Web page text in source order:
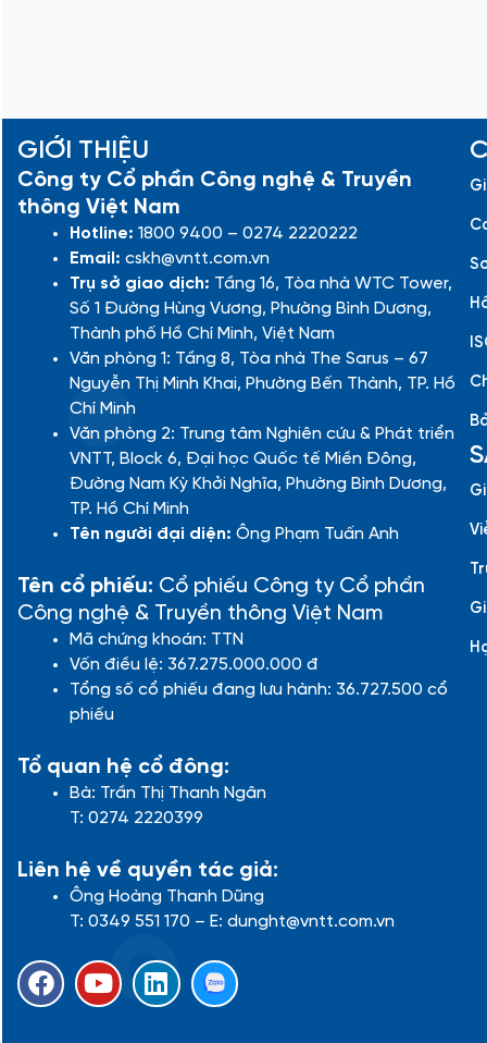
GIỚI THIỆU
Công ty Cổ phần Công nghệ & Truyền
thông Việt Nam
Hotline: 1800 9400 – 0274 2220222
Email: cskh@vntt.com.vn
Trụ sở giao dịch: Tầng 16, Tòa nhà WTC Tower,
Số 1 Đường Hùng Vương, Phường Bình Dương,
Thành phố Hồ Chí Minh, Việt Nam
Văn phòng 1: Tầng 8, Tòa nhà The Sarus – 67
Nguyễn Thị Minh Khai, Phường Bến Thành, TP. Hồ
Chí Minh
Văn phòng 2: Trung tâm Nghiên cứu & Phát triển
VNTT, Block 6, Đại học Quốc tế Miền Đông,
Đường Nam Kỳ Khởi Nghĩa, Phường Bình Dương,
TP. Hồ Chí Minh
Tên người đại diện: Ông Phạm Tuấn Anh
Tên cổ phiếu: Cổ phiếu Công ty Cổ phần
Công nghệ & Truyền thông Việt Nam
Mã chứng khoán: TTN
Vốn điều lệ: 367.275.000.000 đ
Tổng số cổ phiếu đang lưu hành: 36.727.500 cổ
phiếu
Tổ quan hệ cổ đông:
Bà: Trần Thị Thanh Ngân
T: 0274 2220399
Liên hệ về quyền tác giả:
Ông Hoàng Thanh Dũng
T: 0349 551 170 – E: dunght@vntt.com.vn
F
a
Y
o
L
i